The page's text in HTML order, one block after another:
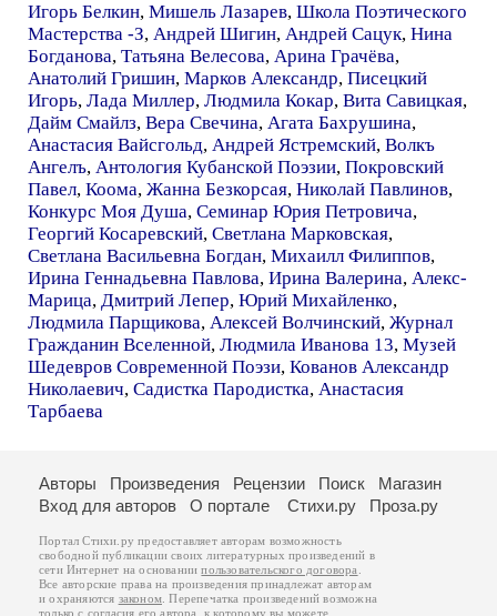
Игорь Белкин, Мишель Лазарев, Школа Поэтического
Мастерства -З, Андрей Шигин, Андрей Сацук, Нина
Богданова, Татьяна Велесова, Арина Грачёва,
Анатолий Гришин, Марков Александр, Писецкий
Игорь, Лада Миллер, Людмила Кокар, Вита Савицкая,
Дайм Смайлз, Вера Свечина, Агата Бахрушина,
Анастасия Вайсгольд, Андрей Ястремский, Волкъ
Ангелъ, Антология Кубанской Поэзии, Покровский
Павел, Коома, Жанна Безкорсая, Николай Павлинов,
Конкурс Моя Душа, Семинар Юрия Петровича,
Георгий Косаревский, Светлана Марковская,
Светлана Васильевна Богдан, Михаилл Филиппов,
Ирина Геннадьевна Павлова, Ирина Валерина, Алекс-
Марица, Дмитрий Лепер, Юрий Михайленко,
Людмила Парщикова, Алексей Волчинский, Журнал
Гражданин Вселенной, Людмила Иванова 13, Музей
Шедевров Современной Поэзи, Кованов Александр
Николаевич, Садистка Пародистка, Анастасия
Тарбаева
Авторы Произведения Рецензии Поиск
Магазин
Вход для авторов
О портале Стихи.ру Проза.ру
Портал Стихи.ру предоставляет авторам возможность
свободной публикации своих литературных произведений в
сети Интернет на основаниипользовательского договора
Все авторские права на произведения принадлежат авторам
и охраняются законом . Перепечатка произведений возможна
только с согласия его автора, к которому вы можете